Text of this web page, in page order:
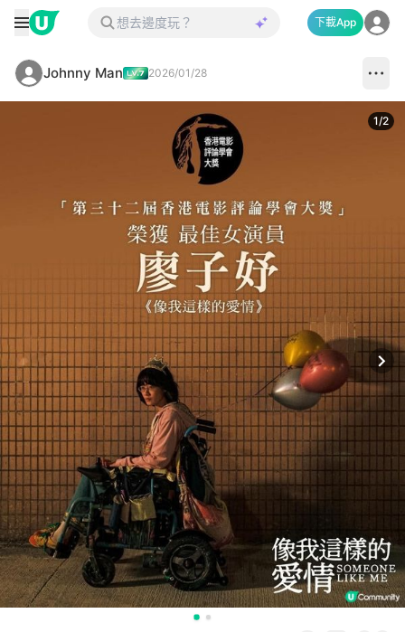
下載App
Johnny Man 2026/01/28
1/2